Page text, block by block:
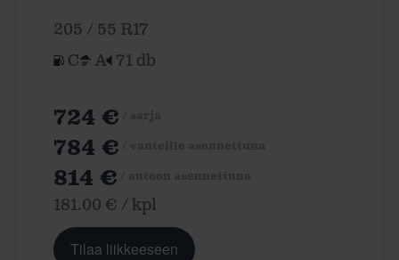
205 / 55 R17
C
A 71 db
724 €
784 €
814 €
181.00 € / kpl
Tilaa liikkeeseen